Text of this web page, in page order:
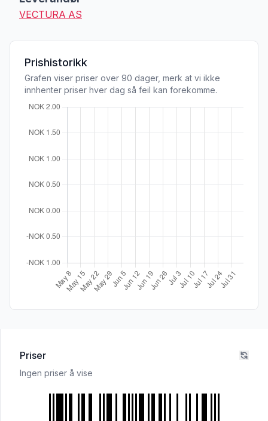
VECTURA AS
Prishistorikk
Grafen viser priser over 90 dager, merk at vi ikke
innhenter priser hver dag så feil kan forekomme.
Priser
Ingen priser å vise